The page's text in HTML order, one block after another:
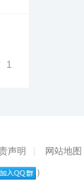
1
声明
网站地图
）